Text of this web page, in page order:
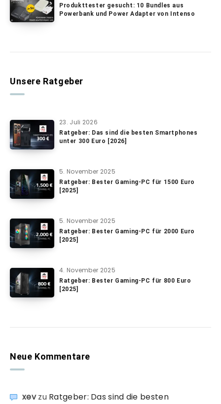
Produkttester gesucht: 10 Bundles aus
Powerbank und Power Adapter von Intenso
Unsere Ratgeber
23. Juli 2026
Ratgeber: Das sind die besten Smartphones
unter 300 Euro [2026]
5. November 2025
Ratgeber: Bester Gaming-PC für 1500 Euro
[2025]
5. November 2025
Ratgeber: Bester Gaming-PC für 2000 Euro
[2025]
4. November 2025
Ratgeber: Bester Gaming-PC für 800 Euro
[2025]
Neue Kommentare
xevzu Ratgeber: Das sind die besten